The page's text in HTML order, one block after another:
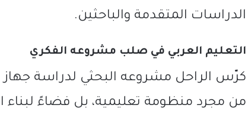
الدراسات المتقدمة والباحثين.
التعليم العربي في صلب مشروعه الفكري
كرّس الراحل مشروعه البحثي لدراسة جهاز
من مجرد منظومة تعليمية، بل فضاءً لبناء